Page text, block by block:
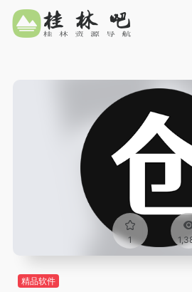
1
精品软件